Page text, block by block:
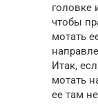
головке
чтобы
мотать
Итак,
мотать
ее там